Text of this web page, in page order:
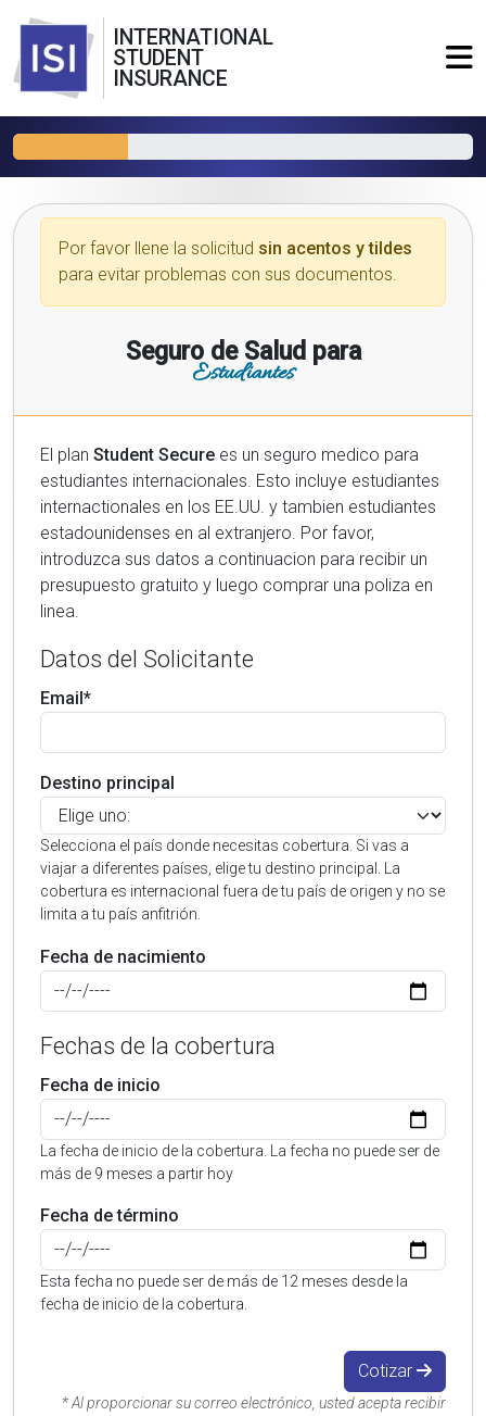
INTERNATIONAL
STUDENT
INSURANCE
Por favor llene la solicitud sin acentos y tildes
para evitar problemas con sus documentos.
Seguro de Salud para
Estudiantes
El plan Student Secure es un seguro medico para
estudiantes internacionales. Esto incluye estudiantes
internactionales en los EE.UU. y tambien estudiantes
estadounidenses en al extranjero. Por favor,
introduzca sus datos a continuacion para recibir un
presupuesto gratuito y luego comprar una poliza en
linea.
Datos del Solicitante
Email*
Destino principal
Selecciona el país donde necesitas cobertura. Si vas a
viajar a diferentes países, elige tu destino principal. La
cobertura es internacional fuera de tu país de origen y no se
limita a tu país anfitrión.
Fecha de nacimiento
Fechas de la cobertura
Fecha de inicio
La fecha de inicio de la cobertura. La fecha no puede ser de
más de 9 meses a partir hoy
Fecha de término
Esta fecha no puede ser de más de 12 meses desde la
fecha de inicio de la cobertura.
Cotizar
* Al proporcionar su correo electrónico, usted acepta recibir